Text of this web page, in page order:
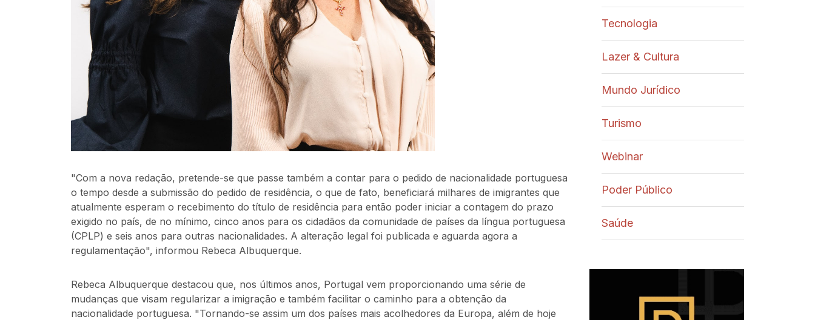
"Com a nova redação, pretende-se que passe também a contar para o pedido de nacionalidade portuguesa
o tempo desde a submissão do pedido de residência, o que de fato, beneficiará milhares de imigrantes que
atualmente esperam o recebimento do título de residência para então poder iniciar a contagem do prazo
exigido no país, de no mínimo, cinco anos para os cidadãos da comunidade de países da língua portuguesa
(CPLP) e seis anos para outras nacionalidades. A alteração legal foi publicada e aguarda agora a
regulamentação", informou Rebeca Albuquerque.
Rebeca Albuquerque destacou que, nos últimos anos, Portugal vem proporcionando uma série de
mudanças que visam regularizar a imigração e também facilitar o caminho para a obtenção da
nacionalidade portuguesa. "Tornando-se assim um dos países mais acolhedores da Europa, além de hoje
Tecnologia
Lazer & Cultura
Mundo Jurídico
Turismo
Webinar
Poder Público
Saúde